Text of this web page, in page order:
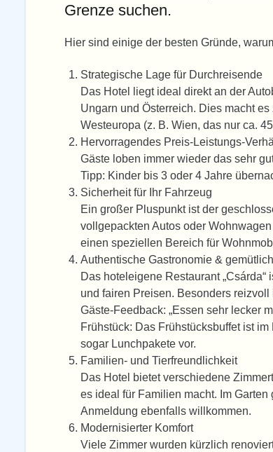
Grenze suchen.
Hier sind einige der besten Gründe,
Strategische Lage für Durchreisende
Das Hotel liegt ideal direkt an der
Ungarn und Österreich. Dies macht
Westeuropa (z. B. Wien, das nur ca.
Hervorragendes Preis-Leistungs-
Gäste loben immer wieder das sehr
Tipp: Kinder bis 3 oder 4 Jahre
Sicherheit für Ihr Fahrzeug
Ein großer Pluspunkt ist der
vollgepackten Autos oder
einen speziellen Bereich für
Authentische Gastronomie &
Das hoteleigene Restaurant
und fairen Preisen. Besonders
Gäste-Feedback: „Essen sehr lecker
Frühstück: Das Frühstücksbuffet ist
sogar Lunchpakete vor.
Familien- und Tierfreundlichkeit
Das Hotel bietet verschiedene
es ideal für Familien macht. Im
Anmeldung ebenfalls willkommen.
Modernisierter Komfort
Viele Zimmer wurden kürzlich